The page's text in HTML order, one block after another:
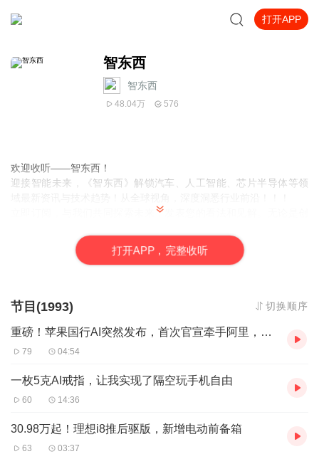
打开APP
智东西
智东西
48.04万 576
欢迎收听——智东西！
迎接智能未来，《智东西》解锁汽车、人工智能、芯片半导体等领
立即订阅，与我们共同探索未来，发表您的看法和见解。无论是创
流互动，感知智能时代的脉搏！
打开APP，完整收听
节目(1993) 切换顺序
重磅！苹果国行AI突然发布，首次官宣牵手阿里，Mac用上千问了
79 04:54
一枚5克AI戒指，让我实现了隔空玩手机自由
60 14:36
30.98万起！理想i8推后驱版，新增电动前备箱
63 03:37